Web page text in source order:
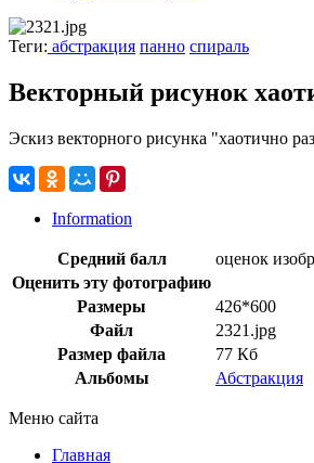
Теги: абстракция панно спираль
Векторный рисунок
Эскиз векторного рисунка "хаотично
Information
Средний балл
оценок
Оценить эту фотографию
Размеры
426*600
Файл
2321.jpg
Размер файла
77 Кб
Альбомы
Абстракция
Меню сайта
Главная